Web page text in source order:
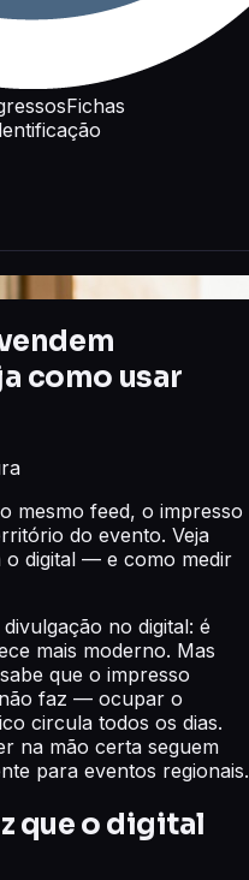
Fichas
como usar
mesmo feed, o impresso
do evento. Veja
o digital — e como medir
no digital: é
mais moderno. Mas
que o impresso
faz — ocupar o
circula todos os dias.
na mão certa seguem
para eventos regionais.
que o digital